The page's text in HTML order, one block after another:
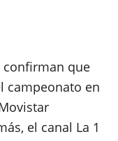
confirman que
campeonato en
el canal La 1